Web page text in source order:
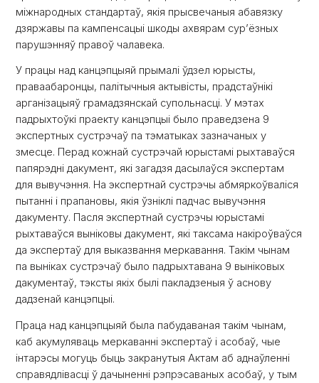
міжнародных стандартаў, якія прысвечаныя абавязку
дзяржавы па кампенсацыі шкоды ахвярам сурʼёзных
парушэнняў правоў чалавека.
У працы над канцэпцыяй прымалі ўдзел юрысты,
праваабаронцы, палітычныя актывісты, прадстаўнікі
арганізацыяў грамадзянскай супольнасці. У мэтах
падрыхтоўкі праекту канцэпцыі было праведзена 9
экспертных сустрэчаў па тэматыках зазначаных у
змесце. Перад кожнай сустрэчай юрыстамі рыхтаваўся
папярэдні дакумент, які загадзя дасылаўся экспертам
для вывучэння. На экспертнай сустрэчы абмяркоўваліся
пытанні і прапановы, якія ўзніклі падчас вывучэння
дакументу. Пасля экспертнай сустрэчы юрыстамі
рыхтаваўся выніковы дакумент, які таксама накіроўваўся
да экспертаў для выказвання меркавання. Такім чынам
па выніках сустрэчаў было падрыхтавана 9 выніковых
дакументаў, тэксты якіх былі пакладзеныя ў аснову
дадзенай канцэпцыі.
Праца над канцэпцыяй была пабудаваная такім чынам,
каб акумуляваць меркаванні экспертаў і асобаў, чые
інтарэсы могуць быць закранутыя Актам аб аднаўленні
справядлівасці ў дачыненні рэпрэсаваных асобаў, у тым